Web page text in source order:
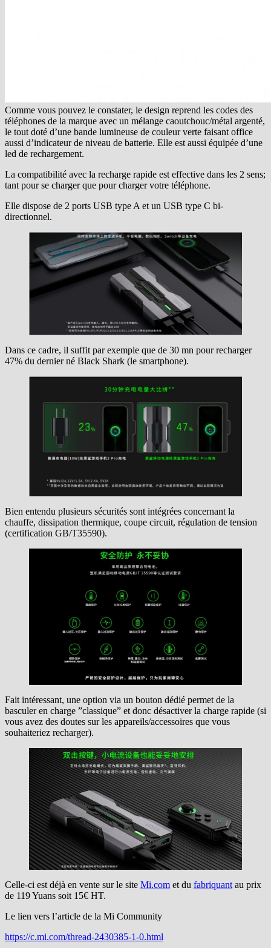
Comme vous pouvez le constater, le design reprend les codes des
téléphones de la marque avec un mélange caoutchouc/métal argenté,
le tout doté d’une bande lumineuse de couleur verte faisant office
aussi d’indicateur de niveau de batterie. Elle est aussi équipée d’une
led de rechargement.
La compatibilité avec la recharge rapide est effective dans les 2 sens;
tant pour se charger que pour charger votre téléphone.
Elle dispose de 2 ports USB type A et un USB type C bi-
directionnel.
Dans ce cadre, il suffit par exemple que de 30 mn pour recharger
47% du dernier né Black Shark (le smartphone).
Bien entendu plusieurs sécurités sont intégrées concernant la
chauffe, dissipation thermique, coupe circuit, régulation de tension
(certification GB/T35590).
Fait intéressant, une option via un bouton dédié permet de la
basculer en charge ”classique” et donc désactiver la charge rapide (si
vous avez des doutes sur les appareils/accessoires que vous
souhaiteriez recharger).
Celle-ci est déjà en vente sur le site Mi.com et du fabriquantau prix
de 119 Yuans soit 15€ HT.
Le lien vers l’article de la Mi Community
https://c.mi.com/thread-2430385-1-0.html